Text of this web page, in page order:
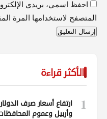
احفظ اسمي، بريدي
المتصفح لاستخدامها المرة
الأكثر قراءة
1
ارتفاع أسعار صرف
وأربيل وعموم